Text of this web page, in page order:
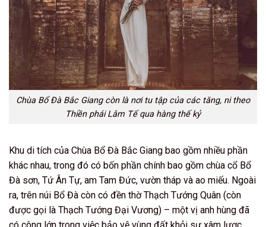
Chùa Bổ Đà Bắc Giang còn là nơi tu tập của các tăng, ni theo
Thiền phái Lâm Tế qua hàng thế kỷ
Khu di tích của Chùa Bổ Đà Bắc Giang bao gồm nhiều phần
khác nhau, trong đó có bốn phần chính bao gồm chùa cổ Bổ
Đà sơn, Tứ Ân Tự, am Tam Đức, vườn tháp và ao miếu. Ngoài
ra, trên núi Bổ Đà còn có đền thờ Thạch Tướng Quân (còn
được gọi là Thạch Tướng Đại Vương) – một vị anh hùng đã